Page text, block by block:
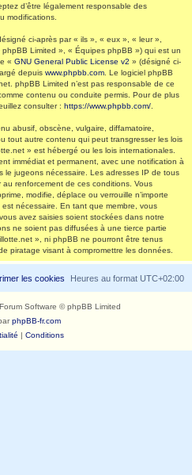
d’être légalement responsable des
modifications.
ci-après par « ils », « eux », « leur »,
Limited », « Équipes phpBB ») qui est un
« GNU General Public License v2 » (désigné ci-
depuis www.phpbb.com . Le logiciel phpBB
phpBB Limited n’est pas responsable de ce
contenu ou conduite permis. Pour de plus
consulter : https://www.phpbb.com/
abusif, obscène, vulgaire, diffamatoire,
tout autre contenu qui peut transgresser les lois
» est hébergé ou les lois internationales.
immédiat et permanent, avec une notification à
le jugeons nécessaire. Les adresses IP de tous
renforcement de ces conditions. Vous
modifie, déplace ou verrouille n’importe
nécessaire. En tant que membre, vous
avez saisies soient stockées dans notre
ne soient pas diffusées à une tierce partie
», ni phpBB ne pourront être tenus
piratage visant à compromettre les données.
Heures au format UTC+02:00
les cookies
Software © phpBB Limited
phpBB-fr.com
| Conditions